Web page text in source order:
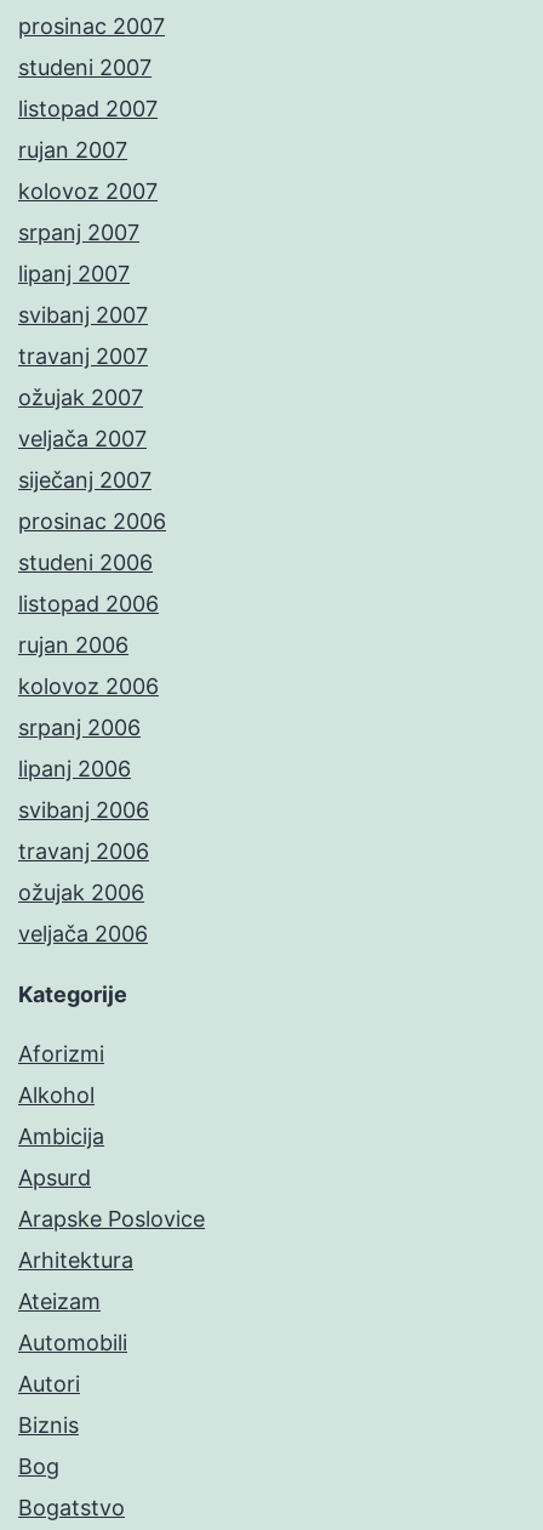
prosinac 2007
studeni 2007
listopad 2007
rujan 2007
kolovoz 2007
srpanj 2007
lipanj 2007
svibanj 2007
travanj 2007
ožujak 2007
veljača 2007
siječanj 2007
prosinac 2006
studeni 2006
listopad 2006
rujan 2006
kolovoz 2006
srpanj 2006
lipanj 2006
svibanj 2006
travanj 2006
ožujak 2006
veljača 2006
Kategorije
Aforizmi
Alkohol
Ambicija
Apsurd
Arapske Poslovice
Arhitektura
Ateizam
Automobili
Autori
Biznis
Bog
Bogatstvo